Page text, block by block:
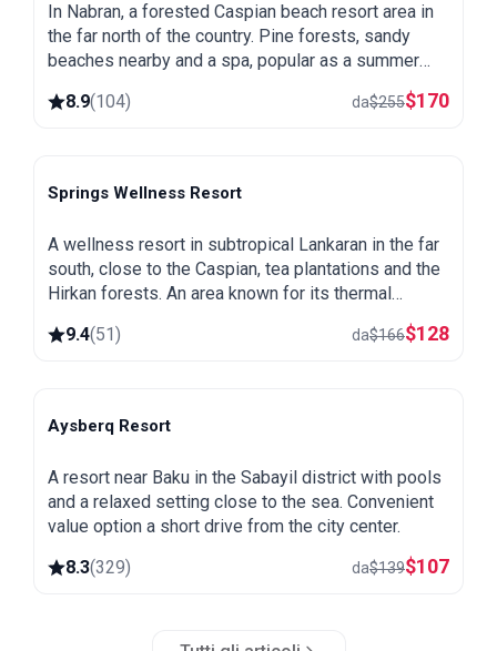
In Nabran, a forested Caspian beach resort area in
the far north of the country. Pine forests, sandy
beaches nearby and a spa, popular as a summer
8.9(104) da$255$170
Lankaran
Springs Wellness Resort
A wellness resort in subtropical Lankaran in the far
south, close to the Caspian, tea plantations and the
Hirkan forests. An area known for its thermal
9.4(51) da$166$128
Baku
Aysberq Resort
A resort near Baku in the Sabayil district with pools
and a relaxed setting close to the sea. Convenient
value option a short drive from the city center.
8.3(329) da$139$107